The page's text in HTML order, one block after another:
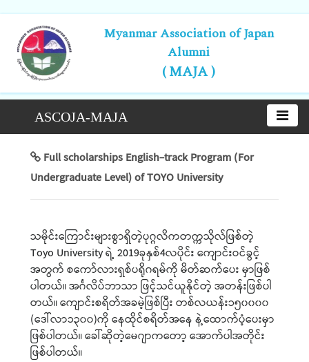
Myanmar Association of Japan
Alumni
( MAJA )
ASCOJA-MAJA
Full scholarships English-track Program (For
Undergraduate Level) of TOYO University
သမိုင်းကြောင်းများစွာရှိတဲ့ပုဂ္ဂလိကတက္ကသိုလ်ဖြစ်တဲ့
Toyo University ရဲ့ 2019ခုနှစ်4လပိုင်း ကျောင်းဝင်ခွင့်
အတွက် စကော်လားရှစ်ပရိုဂရမ်ကို မိတ်ဆက်ပေး မှာဖြစ်
ပါတယ်။ အင်္ဂလိပ်ဘာသာ ဖြင့်သင်ယူနိုင်တဲ့ အတန်းဖြစ်ပါ
တယ်။ ကျောင်းစရိတ်အခမဲ့ဖြစ်ပြီး တစ်လယန်း၁၅၀၀၀၀
(ဒေါ်လာ၁၃၀၀)ကို နေထိုင်စရိတ်အနေ နဲ့ထောက်ပံ့ပေးမှာ
ဖြစ်ပါတယ်။ ခေါ်ဆိုတဲ့မေဂျာကတော့ အောက်ပါအတိုင်း
ဖြစ်ပါတယ်။